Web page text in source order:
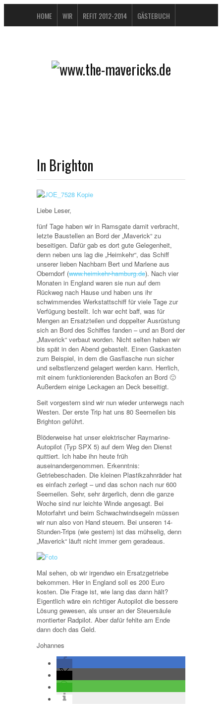
HOME WIR REFIT 2012-2014 GÄSTEBUCH
DATENSCHUTZERKLÄRUNG
In Brighton
Liebe Leser,
fünf Tage haben wir in Ramsgate damit verbracht,
letzte Baustellen an Bord der „Maverick“ zu
beseitigen. Dafür gab es dort gute Gelegenheit,
denn neben uns lag die „Heimkehr“, das Schiff
unserer lieben Nachbarn Bert und Marlene aus
Oberndorf (www.heimkehr-hamburg.de). Nach vier
Monaten in England waren sie nun auf dem
Rückweg nach Hause und haben uns ihr
schwimmendes Werkstattschiff für viele Tage zur
Verfügung bestellt. Ich war echt baff, was für
Mengen an Ersatzteilen und doppelter Ausrüstung
sich an Bord des Schiffes fanden – und an Bord der
„Maverick“ verbaut worden. Nicht selten haben wir
bis spät in den Abend gebastelt. Einen Gaskasten
zum Beispiel, in dem die Gasflasche nun sicher
und selbstlenzend gelagert werden kann. Herrlich,
mit einem funktionierenden Backofen an Bord 🙂
Außerdem einige Leckagen an Deck beseitigt.
Seit vorgestern sind wir nun wieder unterwegs nach
Westen. Der erste Trip hat uns 80 Seemeilen bis
Brighton geführt.
Blöderweise hat unser elektrischer Raymarine-
Autopilot (Typ SPX 5) auf dem Weg den Dienst
quittiert. Ich habe ihn heute früh
auseinandergenommen. Erkenntnis:
Getriebeschaden. Die kleinen Plastikzahnräder hat
es einfach zerlegt – und das schon nach nur 600
Seemeilen. Sehr, sehr ärgerlich, denn die ganze
Woche sind nur leichte Winde angesagt. Bei
Motorfahrt und beim Schwachwindsegeln müssen
wir nun also von Hand steuern. Bei unseren 14-
Stunden-Trips (wie gestern) ist das mühselig, denn
„Maverick“ läuft nicht immer gern geradeaus.
Mal sehen, ob wir irgendwo ein Ersatzgetriebe
bekommen. Hier in England soll es 200 Euro
kosten. Die Frage ist, wie lang das dann hält?
Eigentlich wäre ein richtiger Autopilot die bessere
Lösung gewesen, als unser an der Steuersäule
montierter Radpilot. Aber dafür fehlte am Ende
dann doch das Geld.
Johannes